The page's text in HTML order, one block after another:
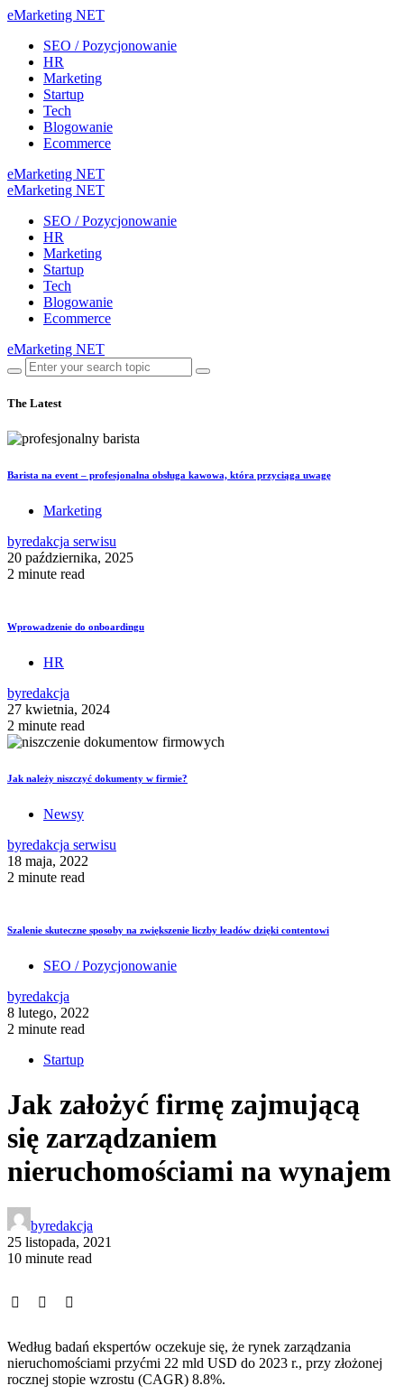
eMarketing NET
SEO / Pozycjonowanie
HR
Marketing
Startup
Tech
Blogowanie
Ecommerce
eMarketing NET
eMarketing NET
SEO / Pozycjonowanie
HR
Marketing
Startup
Tech
Blogowanie
Ecommerce
eMarketing NET
The Latest
Barista na event – profesjonalna obsługa kawowa, która przyciąga uwagę
Marketing
byredakcja serwisu
20 października, 2025
2 minute read
Wprowadzenie do onboardingu
HR
byredakcja
27 kwietnia, 2024
2 minute read
Jak należy niszczyć dokumenty w firmie?
Newsy
byredakcja serwisu
18 maja, 2022
2 minute read
Szalenie skuteczne sposoby na zwiększenie liczby leadów dzięki contentowi
SEO / Pozycjonowanie
byredakcja
8 lutego, 2022
2 minute read
Startup
Jak założyć firmę zajmującą
się zarządzaniem
nieruchomościami na wynajem
byredakcja
25 listopada, 2021
10 minute read
Według badań ekspertów oczekuje się, że rynek zarządzania
nieruchomościami przyćmi 22 mld USD do 2023 r., przy złożonej
rocznej stopie wzrostu (CAGR) 8.8%.